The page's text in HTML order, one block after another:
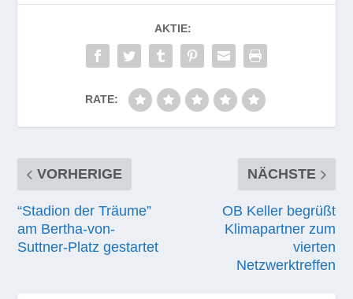
AKTIE:
RATE:
VORHERIGE
“Stadion der Träume”
am Bertha-von-
Suttner-Platz gestartet
NÄCHSTE
OB Keller begrüßt
Klimapartner zum
vierten
Netzwerktreffen